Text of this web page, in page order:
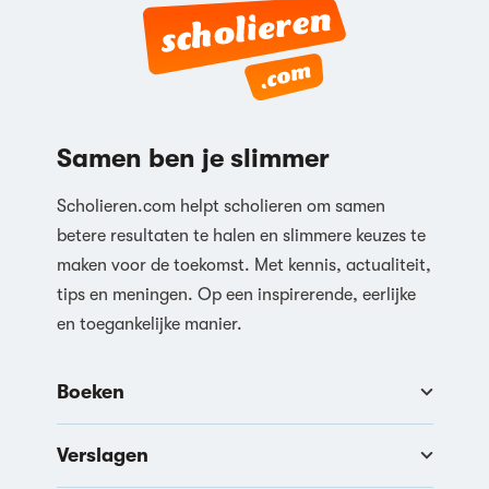
Samen ben je slimmer
Scholieren.com helpt scholieren om samen
betere resultaten te halen en slimmere keuzes te
maken voor de toekomst. Met kennis, actualiteit,
tips en meningen. Op een inspirerende, eerlijke
en toegankelijke manier.
Boeken
Verslagen